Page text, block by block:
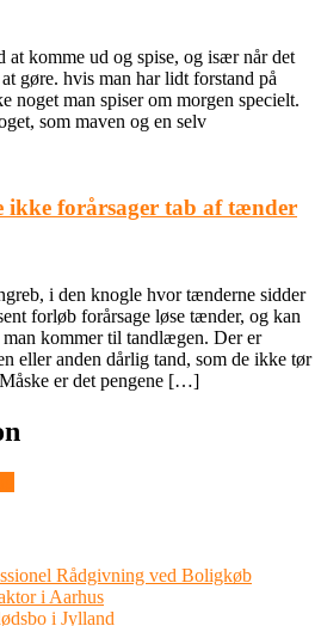
at komme ud og spise, og især når det
gøre. hvis man har lidt forstand på
noget man spiser om morgen specielt.
som maven og en selv
ikke forårsager tab af tænder
i den knogle hvor tænderne sidder
forløb forårsage løse tænder, og kan
kommer til tandlægen. Der er
eller anden dårlig tand, som de ikke tør
er det pengene […]
Rådgivning ved Boligkøb
i Aarhus
i Jylland